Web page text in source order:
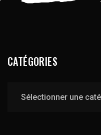
CATÉGORIES